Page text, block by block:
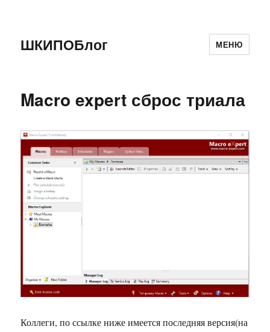
ШКИПОБлог МЕНЮ
Macro expert сброс триала
Коллеги, по ссылке ниже имеется последняя версия(на